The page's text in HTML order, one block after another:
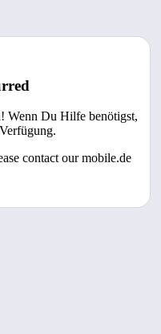
Wenn Du Hilfe benötigst,
contact our mobile.de